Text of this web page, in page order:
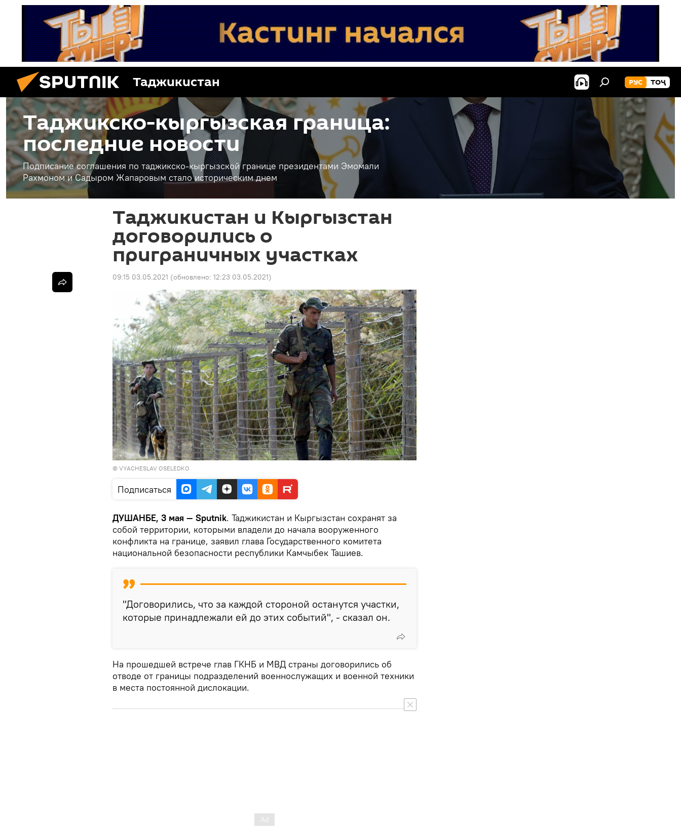
Таджикистан РУС ТОҶ
Таджикско-кыргызская граница:
последние новости
Подписание соглашения по таджикско-кыргызской границе президентами Эмомали
Рахмоном и Садыром Жапаровым стало историческим днем
Таджикистан и Кыргызстан
договорились о
приграничных участках
09:15 03.05.2021 (обновлено: 12:23 03.05.2021)
© VYACHESLAV OSELEDKO
Подписаться
ДУШАНБЕ, 3 мая — Sputnik. Таджикистан и Кыргызстан сохранят за
собой территории, которыми владели до начала вооруженного
конфликта на границе, заявил глава Государственного комитета
национальной безопасности республики Камчыбек Ташиев.
"Договорились, что за каждой стороной останутся участки,
которые принадлежали ей до этих событий", - сказал он.
На прошедшей встрече глав ГКНБ и МВД страны договорились об
отводе от границы подразделений военнослужащих и военной техники
в места постоянной дислокации.